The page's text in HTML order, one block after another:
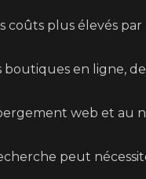
coûts plus élevés par
en ligne,
web et au
peut